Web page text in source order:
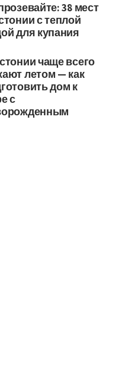
38 мест
с теплой
для купания
чаще всего
летом — как
дом к
с